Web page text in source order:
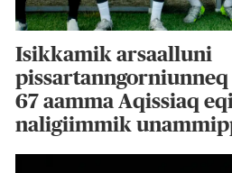
Isikkamik arsaalluni
67 aamma Aqissiaq
naligiimmik